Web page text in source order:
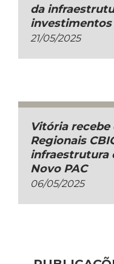
da
investimentos
21/05/2025
Vitória
Regionais
infraestrutura
Novo PAC
06/05/2025